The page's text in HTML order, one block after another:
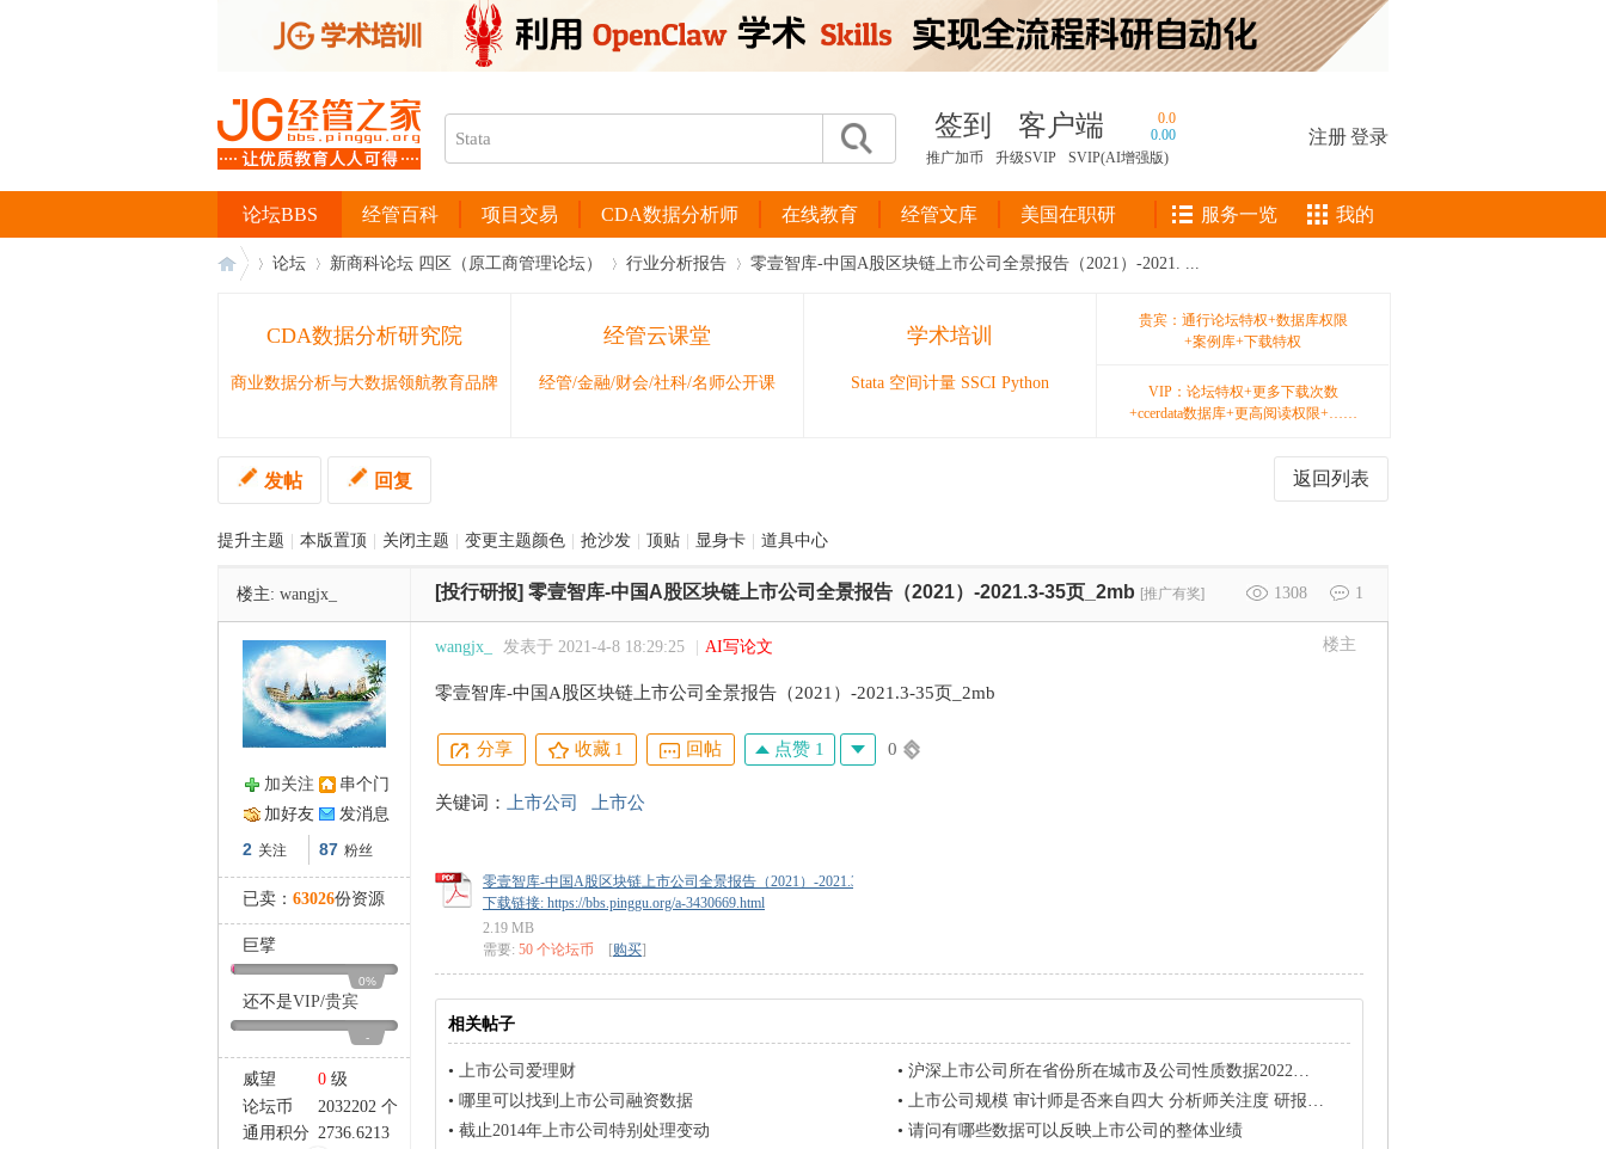
签到 客户端
0.0
0.00
推广加币
升级SVIP SVIP(AI增强版)
注册登录
经管百科 项目交易 CDA数据分析师 在线教育 经管文库 美国在职研
论坛BBS 服务一览 我的
论坛 新商科论坛 四区（原工商管理论坛） 行业分析报告 零壹智库-中国A股区块链上市公司全景报告（2021）-2021. ...
CDA数据分析研究院
商业数据分析与大数据领航教育品牌
经管云课堂
经管/金融/财会/社科/名师公开课
学术培训
Stata 空间计量 SSCI Python
贵宾：通行论坛特权+数据库权限
+案例库+下载特权
VIP：论坛特权+更多下载次数
+ccerdata数据库+更高阅读权限+……
返回列表
发帖 回复
提升主题 本版置顶 关闭主题 变更主题颜色 抢沙发 顶贴 显身卡 道具中心
楼主: wangjx_ 1308 1
[投行研报] 零壹智库-中国A股区块链上市公司全景报告（2021）-2021.3-35页_2mb [推广有奖]
加关注
串个门
加好友
发消息
2 关注 87 粉丝
已卖： 63026份资源
巨擘
0%
还不是VIP/贵宾
-
威望 0 级
论坛币
2032202 个
通用积分 2736.6213
楼主
wangjx_ 发表于 2021-4-8 18:29:25 AI写论文
零壹智库-中国A股区块链上市公司全景报告（2021）-2021.3-35页_2mb
分享 收藏 1 回帖 点赞 1 0
关键词： 上市公司 上市公
零壹智库-中国A股区块链上市公司全景报告（2021）-2021.3-35页_2mb.pdf
下载链接: https://bbs.pinggu.org/a-3430669.html
2.19 MB
需要: 50 个论坛币 [购买]
零壹智库-中国A股区块链上市公司全景报告
相关帖子
• 上市公司爱理财 • 沪深上市公司所在省份所在城市及公司性质数据2022最新
• 哪里可以找到上市公司融资数据 • 上市公司规模 审计师是否来自四大 分析师关注度 研报关注度 上市公司透明度 2001-2020
• 截止2014年上市公司特别处理变动 • 请问有哪些数据可以反映上市公司的整体业绩